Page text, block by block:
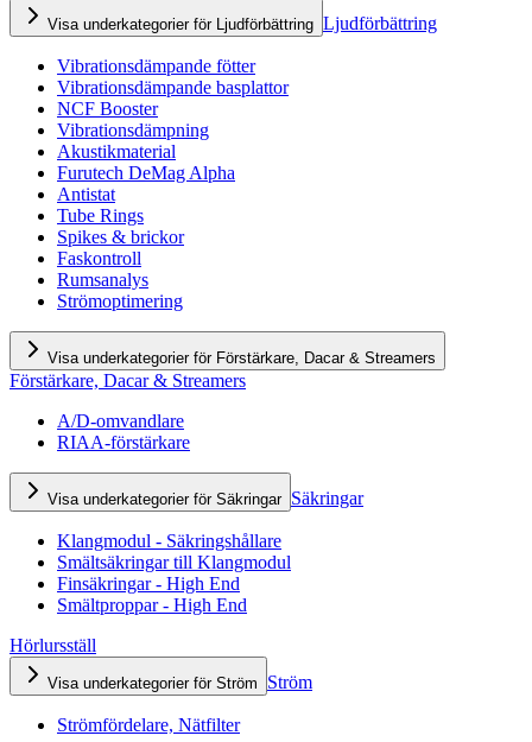
Visa underkategorier för Ljudförbättring Ljudförbättring
Vibrationsdämpande fötter
Vibrationsdämpande basplattor
NCF Booster
Vibrationsdämpning
Akustikmaterial
Furutech DeMag Alpha
Antistat
Tube Rings
Spikes & brickor
Faskontroll
Rumsanalys
Strömoptimering
Visa underkategorier för Förstärkare, Dacar & Streamers
Förstärkare, Dacar & Streamers
A/D-omvandlare
RIAA-förstärkare
Visa underkategorier för Säkringar Säkringar
Klangmodul - Säkringshållare
Smältsäkringar till Klangmodul
Finsäkringar - High End
Smältproppar - High End
Hörlursställ
Visa underkategorier för Ström Ström
Strömfördelare, Nätfilter